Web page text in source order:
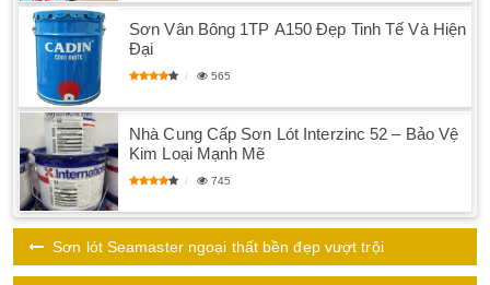
Sơn Vân Bông 1TP A150 Đẹp Tinh Tế Và Hiện
Đại
565
Nhà Cung Cấp Sơn Lót Interzinc 52 – Bảo Vệ
Kim Loại Mạnh Mẽ
745
Sơn lót Seamaster ngoại thất bền đẹp vượt trội